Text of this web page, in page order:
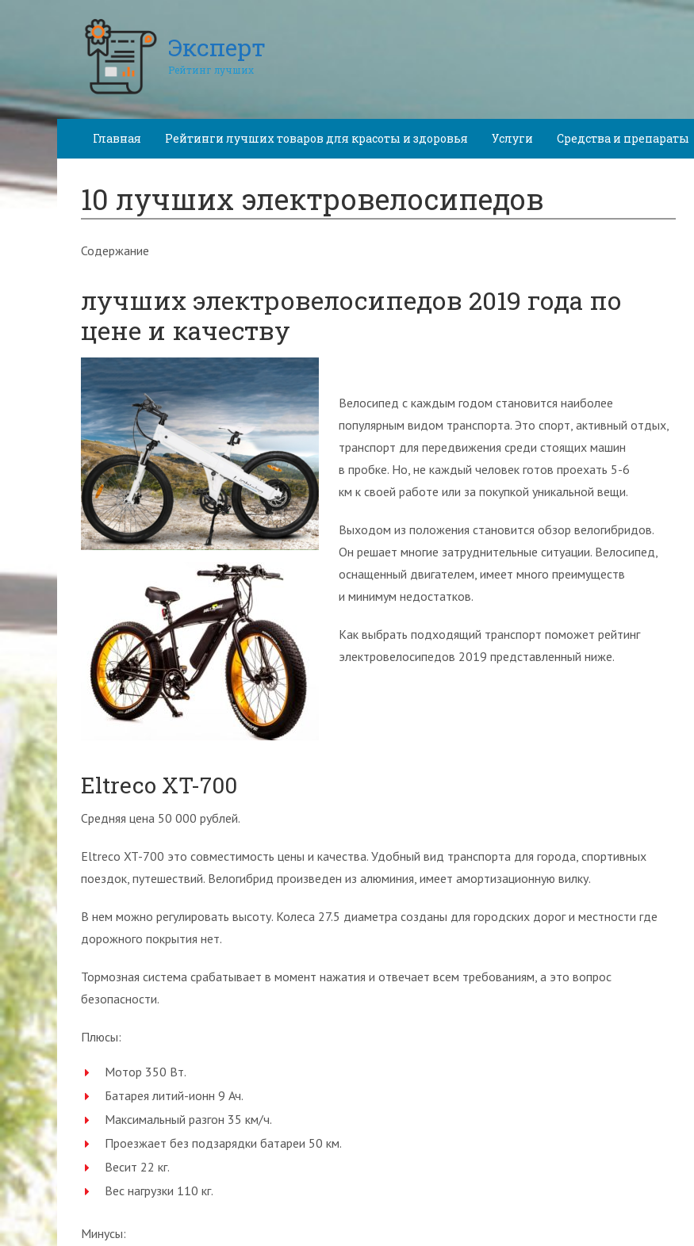
Эксперт
Рейтинг лучших
Главная Рейтинги лучших товаров для красоты и здоровья Услуги Средства и препараты
10 лучших электровелосипедов
Содержание
лучших электровелосипедов 2019 года по
цене и качеству
Велосипед с каждым годом становится наиболее
популярным видом транспорта. Это спорт, активный отдых,
транспорт для передвижения среди стоящих машин
в пробке. Но, не каждый человек готов проехать 5-6
км к своей работе или за покупкой уникальной вещи.
Выходом из положения становится обзор велогибридов.
Он решает многие затруднительные ситуации. Велосипед,
оснащенный двигателем, имеет много преимуществ
и минимум недостатков.
Как выбрать подходящий транспорт поможет рейтинг
электровелосипедов 2019 представленный ниже.
Eltreco XT-700
Средняя цена 50 000 рублей.
Eltreco XT-700 это совместимость цены и качества. Удобный вид транспорта для города, спортивных
поездок, путешествий. Велогибрид произведен из алюминия, имеет амортизационную вилку.
В нем можно регулировать высоту. Колеса 27.5 диаметра созданы для городских дорог и местности где
дорожного покрытия нет.
Тормозная система срабатывает в момент нажатия и отвечает всем требованиям, а это вопрос
безопасности.
Плюсы:
Мотор 350 Вт.
Батарея литий-ионн 9 Ач.
Максимальный разгон 35 км/ч.
Проезжает без подзарядки батареи 50 км.
Весит 22 кг.
Вес нагрузки 110 кг.
Минусы: